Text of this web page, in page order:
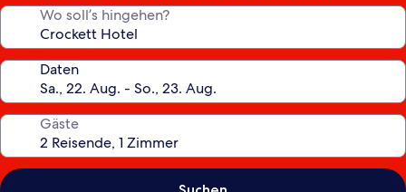
Wo soll’s hingehen?
Daten
Gäste